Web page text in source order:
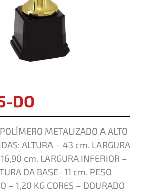
DO
METALIZADO A ALTO
ALTURA – 43 cm. LARGURA
cm. LARGURA INFERIOR –
DA BASE- 11 cm. PESO
– 1,20 KG CORES – DOURADO